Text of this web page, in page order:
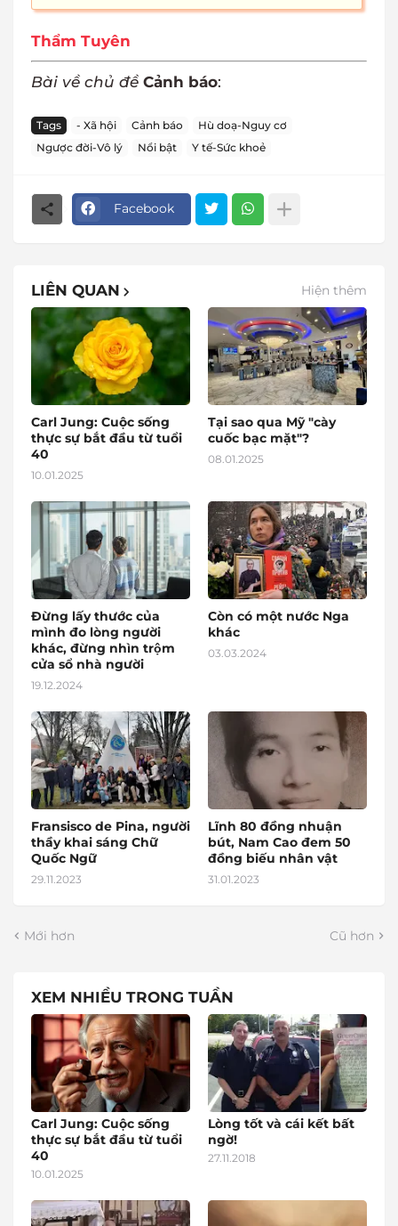
Thẩm Tuyên
Bài về chủ đề Cảnh báo:
Tags - Xã hội Cảnh báo
Hù doạ-Nguy cơ
Ngược đời-Vô lý
Nổi bật Y tế-Sức khoẻ
Facebook
LIÊN QUAN Hiện thêm
Carl Jung: Cuộc sống
thực sự bắt đầu từ tuổi
40
10.01.2025
Tại sao qua Mỹ "cày
cuốc bạc mặt"?
08.01.2025
Đừng lấy thước của
mình đo lòng người
khác, đừng nhìn trộm
cửa sổ nhà người
19.12.2024
Còn có một nước Nga
khác
03.03.2024
Fransisco de Pina, người
thầy khai sáng Chữ
Quốc Ngữ
29.11.2023
Lĩnh 80 đồng nhuận
bút, Nam Cao đem 50
đồng biếu nhân vật
31.01.2023
Mới hơn Cũ hơn
XEM NHIỀU TRONG TUẦN
Carl Jung: Cuộc sống
thực sự bắt đầu từ tuổi
40
10.01.2025
Lòng tốt và cái kết bất
ngờ!
27.11.2018